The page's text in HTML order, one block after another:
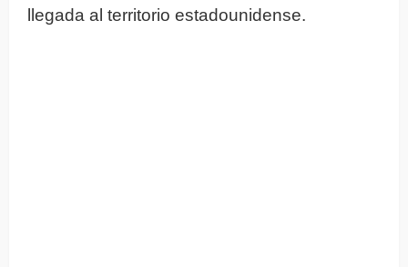
llegada al territorio estadounidense.